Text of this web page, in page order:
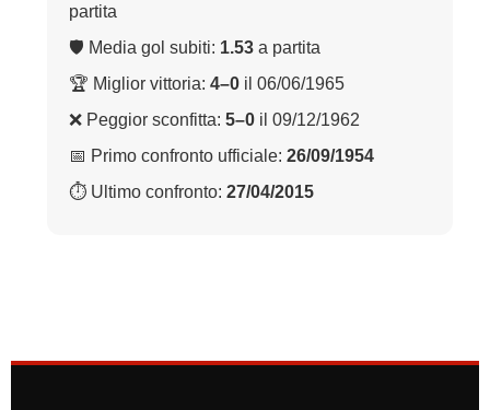
partita
🛡 Media gol subiti: 1.53 a partita
🏆 Miglior vittoria: 4–0 il 06/06/1965
❌ Peggior sconfitta: 5–0 il 09/12/1962
📅 Primo confronto ufficiale: 26/09/1954
⏱ Ultimo confronto: 27/04/2015